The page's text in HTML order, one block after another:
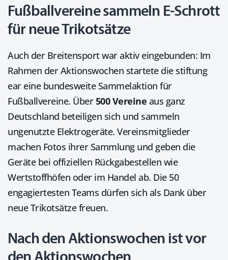
Fußballvereine sammeln E-Schrott
für neue Trikotsätze
Auch der Breitensport war aktiv eingebunden: Im
Rahmen der Aktionswochen startete die stiftung
ear eine bundesweite Sammelaktion für
Fußballvereine. Über500 Vereine aus ganz
Deutschland beteiligen sich und sammeln
ungenutzte Elektrogeräte. Vereinsmitglieder
machen Fotos ihrer Sammlung und geben die
Geräte bei offiziellen Rückgabestellen wie
Wertstoffhöfen oder im Handel ab. Die 50
engagiertesten Teams dürfen sich als Dank über
neue Trikotsätze freuen.
Nach den Aktionswochen ist vor